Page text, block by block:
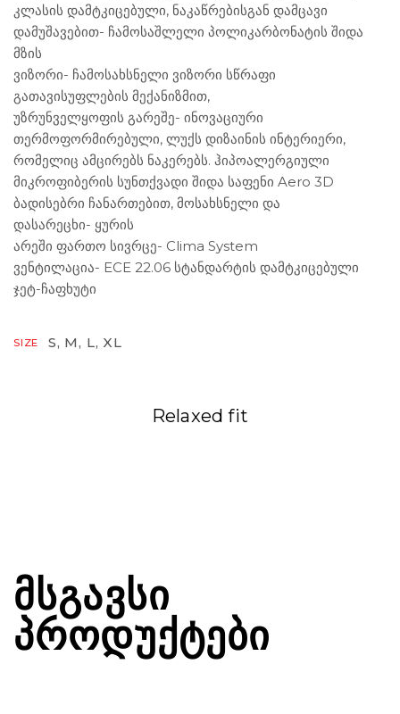
კლასის დამტკიცებული, ნაკაწრებისგან დამცავი
დამუშავებით- ჩამოსაშლელი პოლიკარბონატის შიდა
მზის
ვიზორი- ჩამოსახსნელი ვიზორი სწრაფი
გათავისუფლების მექანიზმით,
უზრუნველყოფის გარეშე- ინოვაციური
თერმოფორმირებული, ლუქს დიზაინის ინტერიერი,
რომელიც ამცირებს ნაკერებს. ჰიპოალერგიული
მიკროფიბერის სუნთქვადი შიდა საფენი Aero 3D
ბადისებრი ჩანართებით, მოსახსნელი და
დასარეცხი- ყურის
არეში ფართო სივრცე- Clima System
ვენტილაცია- ECE 22.06 სტანდარტის დამტკიცებული
ჯეტ-ჩაფხუტი
SIZE S, M, L, XL
Relaxed fit
ᲛᲡᲒᲐᲕᲡᲘ
ᲞᲠᲝᲓᲣᲥᲢᲔᲑᲘ